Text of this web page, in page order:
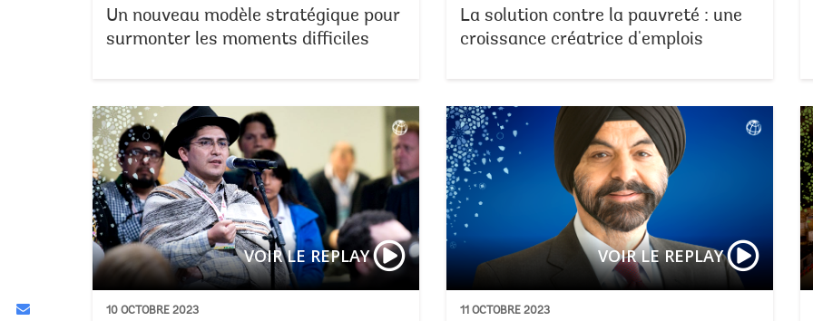
Un nouveau modèle stratégique pour
surmonter les moments difficiles
La solution contre la pauvreté : une
croissance créatrice d'emplois
VOIR LE REPLAY
10 OCTOBRE 2023
Séance
VOIR LE REPLAY
11 OCTOBRE 2023